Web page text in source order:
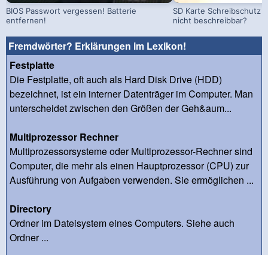
BIOS Passwort vergessen! Batterie
entfernen!
SD Karte Schreibschutz
nicht beschreibbar?
Fremdwörter? Erklärungen im Lexikon!
Festplatte
Die Festplatte, oft auch als Hard Disk Drive (HDD)
bezeichnet, ist ein interner Datenträger im Computer. Man
unterscheidet zwischen den Größen der Geh&aum...
Multiprozessor Rechner
Multiprozessorsysteme oder Multiprozessor-Rechner sind
Computer, die mehr als einen Hauptprozessor (CPU) zur
Ausführung von Aufgaben verwenden. Sie ermöglichen ...
Directory
Ordner im Dateisystem eines Computers. Siehe auch
Ordner ...